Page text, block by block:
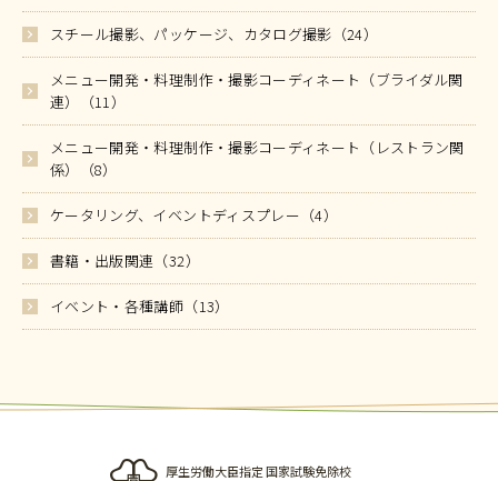
スチール撮影、パッケージ、カタログ撮影（24）
メニュー開発・料理制作・撮影コーディネート（ブライダル関
連）（11）
メニュー開発・料理制作・撮影コーディネート（レストラン関
係）（8）
ケータリング、イベントディスプレー（4）
書籍・出版関連（32）
イベント・各種講師（13）
厚生労働大臣指定 国家試験免除校